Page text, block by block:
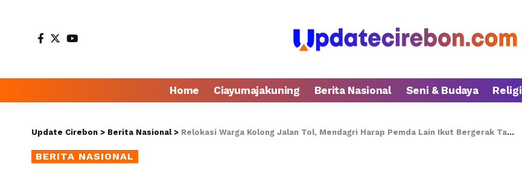
Home Ciayumajakuning Berita Nasional Seni & Budaya Religi
Update Cirebon > Berita Nasional> Relokasi Warga Kolong Jalan Tol, Mendagri Harap Pemda Lain Ikut Bergerak Tangani Permasalahan Hunian
BERITA NASIONAL